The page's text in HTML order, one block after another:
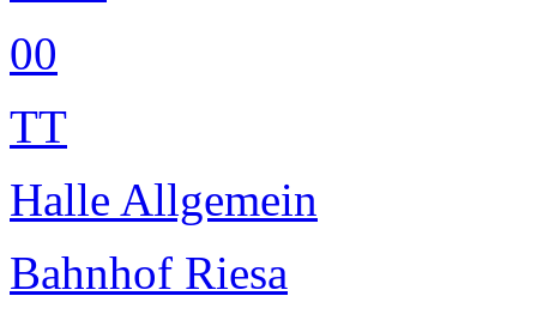
00
TT
Halle Allgemein
Bahnhof Riesa